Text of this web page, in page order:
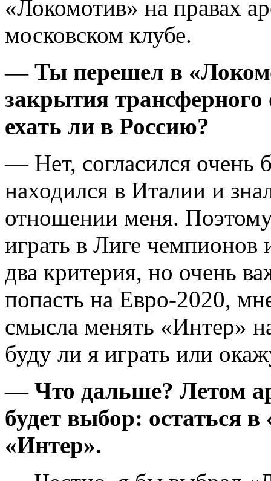
«Локомотив» на правах
московском клубе.
— Ты перешел в
закрытия
ехать ли в Россию?
— Нет, согласился очень
находился в Италии и
отношении меня. Поэтому
играть в Лиге чемпионов
два критерия, но очень
попасть на Евро-2020,
смысла менять «Интер»
буду ли я играть или
— Что дальше? Летом
будет выбор: остаться
«Интер».